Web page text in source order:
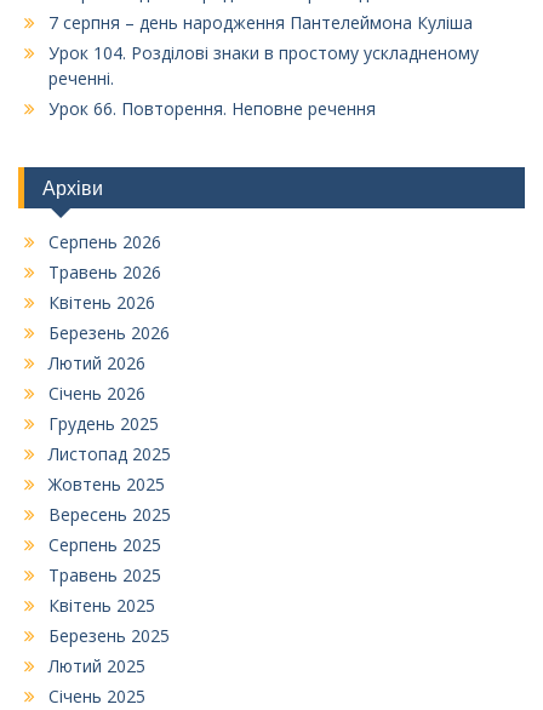
7 серпня – день народження Пантелеймона Куліша
Урок 104. Розділові знаки в простому ускладненому
реченні.
Урок 66. Повторення. Неповне речення
Архіви
Серпень 2026
Травень 2026
Квітень 2026
Березень 2026
Лютий 2026
Січень 2026
Грудень 2025
Листопад 2025
Жовтень 2025
Вересень 2025
Серпень 2025
Травень 2025
Квітень 2025
Березень 2025
Лютий 2025
Січень 2025